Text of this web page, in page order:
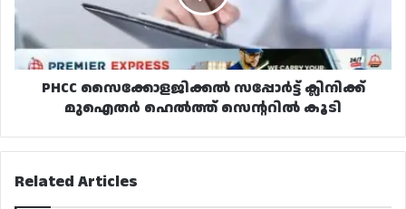
ഹെൽത്ത്
സെന്ററിൽ
കൂടി
PHCC സൈക്കോളജിക്കൽ സപ്പോർട്ട് ക്ലിനിക്ക്
മുഐതർ ഹെൽത്ത് സെന്ററിൽ കൂടി
Related Articles